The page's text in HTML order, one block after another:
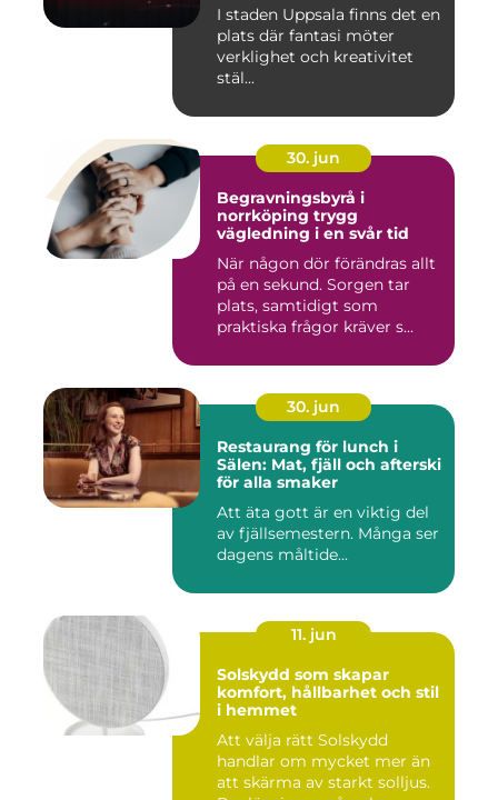
I staden Uppsala finns det en
plats där fantasi möter
verklighet och kreativitet
stäl...
30. jun
Begravningsbyrå i
norrköping trygg
vägledning i en svår tid
När någon dör förändras allt
på en sekund. Sorgen tar
plats, samtidigt som
praktiska frågor kräver s...
30. jun
Restaurang för lunch i
Sälen: Mat, fjäll och afterski
för alla smaker
Att äta gott är en viktig del
av fjällsemestern. Många ser
dagens måltide...
11. jun
Solskydd som skapar
komfort, hållbarhet och stil
i hemmet
Att välja rätt Solskydd
handlar om mycket mer än
att skärma av starkt solljus.